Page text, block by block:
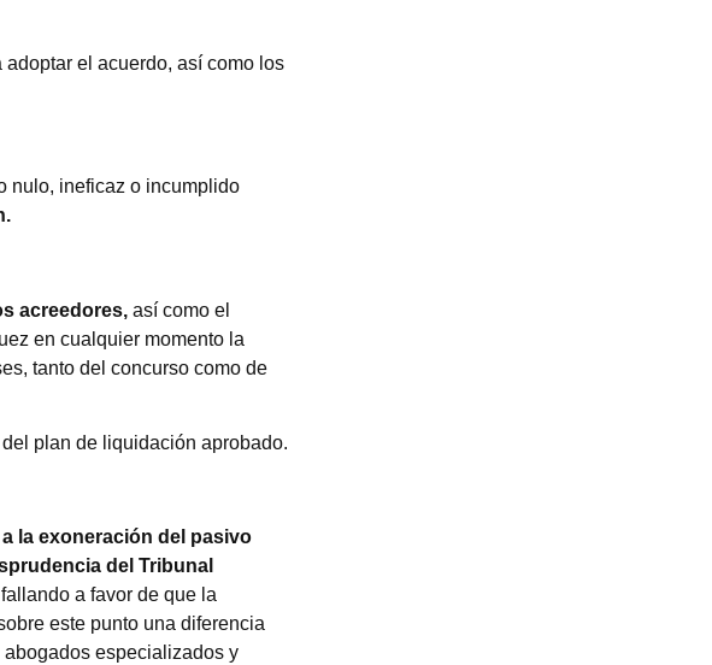
adoptar el acuerdo, así como los
nulo, ineficaz o incumplido
acreedores, así como el
en cualquier momento la
tanto del concurso como de
plan de liquidación aprobado.
la exoneración del pasivo
del Tribunal
a favor de que la
este punto una diferencia
especializados y